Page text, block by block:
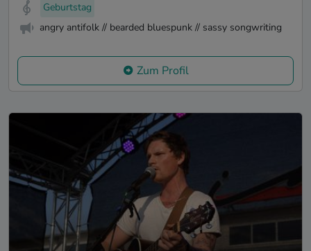
Geburtstag
angry antifolk // bearded bluespunk // sassy songwriting
Zum Profil